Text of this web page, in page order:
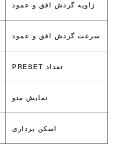
زاویه گردش افق و عمود
سرعت گردش افق و عمود
تعداد PRESET
نمایش منو
اسکن برداری